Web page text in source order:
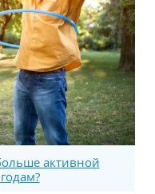
активной